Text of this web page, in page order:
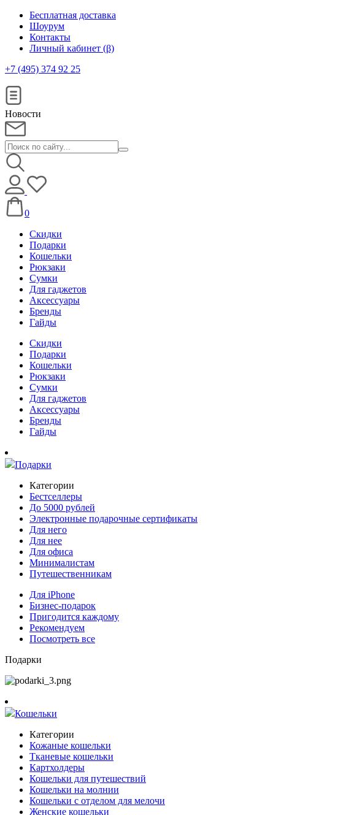
Бесплатная доставка
Шоурум
Контакты
Личный кабинет (β)
+7 (495) 374 92 25
Новости
0
Скидки
Подарки
Кошельки
Рюкзаки
Сумки
Для гаджетов
Аксессуары
Бренды
Гайды
Скидки
Подарки
Кошельки
Рюкзаки
Сумки
Для гаджетов
Аксессуары
Бренды
Гайды
Подарки
Категории
Бестселлеры
До 5000 рублей
Электронные подарочные сертификаты
Для него
Для нее
Для офиса
Минималистам
Путешественникам
Для iPhone
Бизнес-подарок
Пригодится каждому
Рекомендуем
Посмотреть все
Подарки
Кошельки
Категории
Кожаные кошельки
Тканевые кошельки
Картхолдеры
Кошельки для путешествий
Кошельки на молнии
Кошельки с отделом для мелочи
Женские кошельки